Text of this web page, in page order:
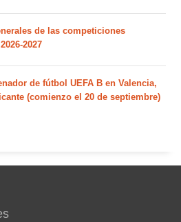
de las competiciones
2027
de fútbol UEFA B en Valencia,
(comienzo el 20 de septiembre)